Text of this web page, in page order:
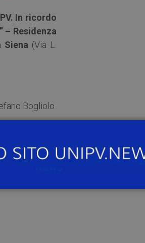
In ricordo
– Residenza
Siena (Via L.
Bogliolo
organizzativa